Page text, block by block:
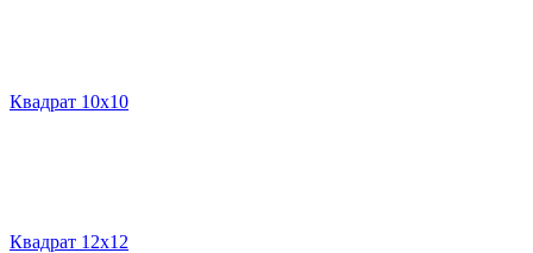
Квадрат 10х10
Квадрат 12х12